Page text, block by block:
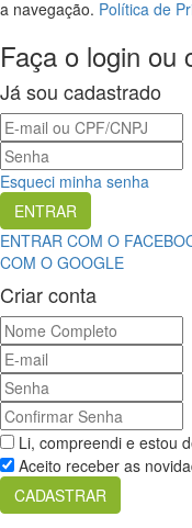
a navegação. Política de
Faça o login ou
Já sou cadastrado
Esqueci minha senha
ENTRAR COM O
COM O GOOGLE
Criar conta
Li, compreendi e estou
Aceito receber as